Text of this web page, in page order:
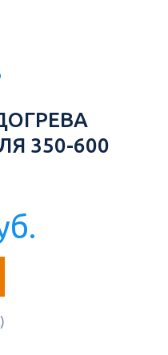
350-600